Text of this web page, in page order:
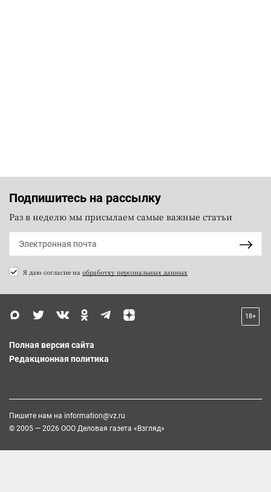
Подпишитесь на рассылку
Раз в неделю мы присылаем самые важные статьи
Я даю согласие на обработку персональных данных
18+
Полная версия сайта
Редакционная политика
Пишите нам на information@vz.ru
© 2005 — 2026 ООО Деловая газета «Взгляд»